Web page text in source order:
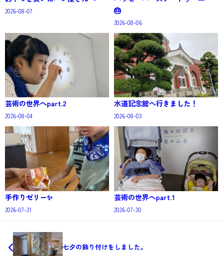
2026-08-07
🎂
2026-08-06
芸術の世界へpart.2
2026-08-04
水道記念館へ行きました！
2026-08-03
手作りゼリー✨
2026-07-31
芸術の世界へpart.1
2026-07-30
七夕の飾り付けをしました。